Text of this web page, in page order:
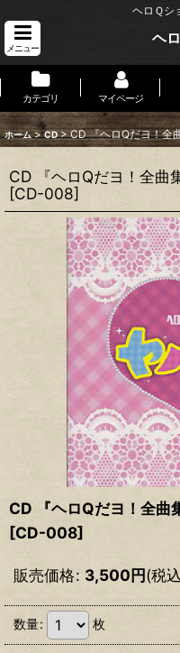
ヘロＱシ
メニュー
ヘ
カテゴリ マイページ
ホーム > CD > CD 『ヘロQだヨ！
CD 『ヘロQだヨ！全
[CD-008]
CD 『ヘロQだヨ！全
[CD-008]
販売価格: 3,500円(税
数量: 枚